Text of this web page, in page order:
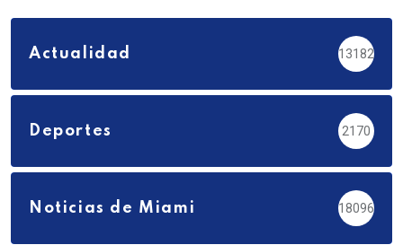
Actualidad 13182
Deportes 2170
Noticias de Miami 18096